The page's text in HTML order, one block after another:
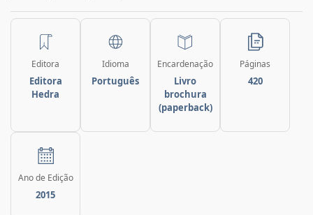
Editora
Editora
Hedra
Idioma
Português
Encardenação
Livro
brochura
(paperback)
Páginas
420
Ano de Edição
2015